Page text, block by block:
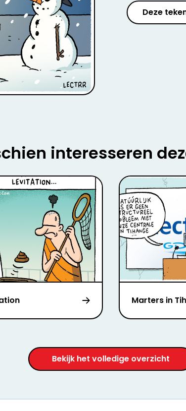
Deze
interesseren
Marters in
Bekijk het volledige overzicht